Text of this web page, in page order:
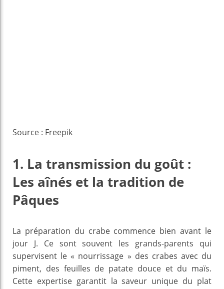
Source : Freepik
1. La transmission du goût :
Les aînés et la tradition de
Pâques
La préparation du crabe commence bien avant le
jour J. Ce sont souvent les grands-parents qui
supervisent le « nourrissage » des crabes avec du
piment, des feuilles de patate douce et du maïs.
Cette expertise garantit la saveur unique du plat